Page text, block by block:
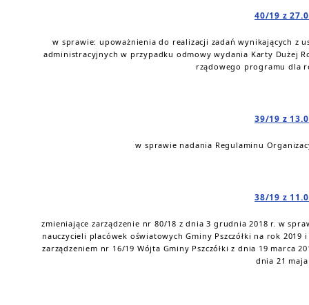
40/19 z
w sprawie: upoważnienia do realizacji zadań wynikających z
administracyjnych w przypadku odmowy wydania Karty Dużej
rządowego programu dla
39/19 z
w sprawie nadania Regulaminu
38/19 z
zmieniające zarządzenie nr 80/18 z dnia 3 grudnia 2018 r. w
nauczycieli placówek oświatowych Gminy Pszczółki na rok
zarządzeniem nr 16/19 Wójta Gminy Pszczółki z dnia 19 marca
dnia 21